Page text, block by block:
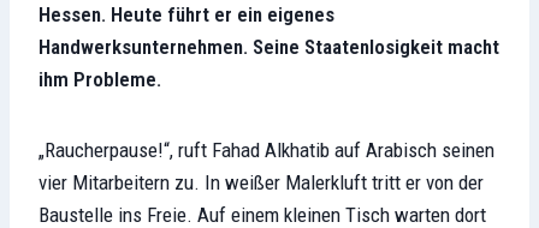
Hessen. Heute führt er ein eigenes
Handwerksunternehmen. Seine Staatenlosigkeit macht
ihm Probleme.
„Raucherpause!“, ruft Fahad Alkhatib auf Arabisch seinen
vier Mitarbeitern zu. In weißer Malerkluft tritt er von der
Baustelle ins Freie. Auf einem kleinen Tisch warten dort